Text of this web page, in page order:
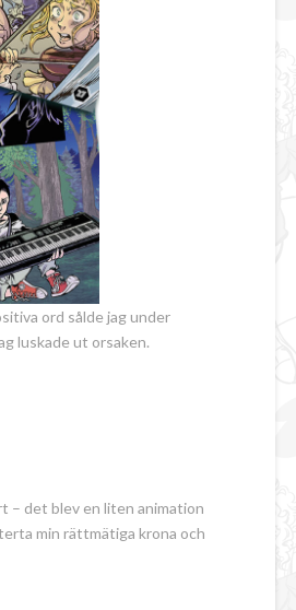
ord sålde jag under
luskade ut orsaken.
– det blev en liten animation
min rättmätiga krona och